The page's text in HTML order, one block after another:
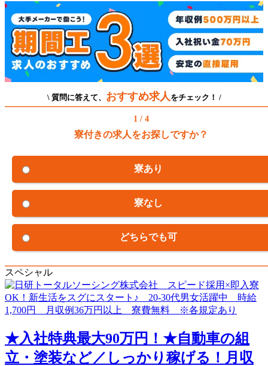
\ 質問に答えて、 おすすめ求人 をチェック！ /
1 / 4
寮付きの求人をお探しですか？
寮あり
寮なし
どちらでも可
スペシャル
★入社特典最大90万円！★自動車の組
立・塗装など／しっかり稼げる！月収